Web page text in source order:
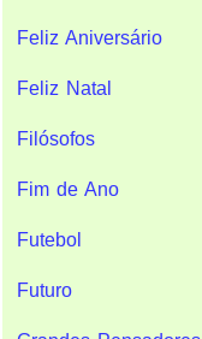
Feliz Aniversário
Feliz Natal
Filósofos
Fim de Ano
Futebol
Futuro